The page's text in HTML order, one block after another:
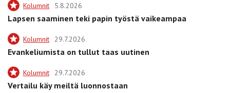
Kolumnit 5.8.2026
Lapsen saaminen teki papin työstä vaikeampaa
Kolumnit 29.7.2026
Evankeliumista on tullut taas uutinen
Kolumnit 29.7.2026
Vertailu käy meiltä luonnostaan